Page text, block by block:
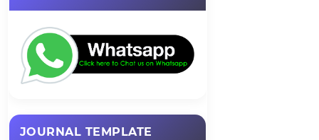
JOURNAL TEMPLATE